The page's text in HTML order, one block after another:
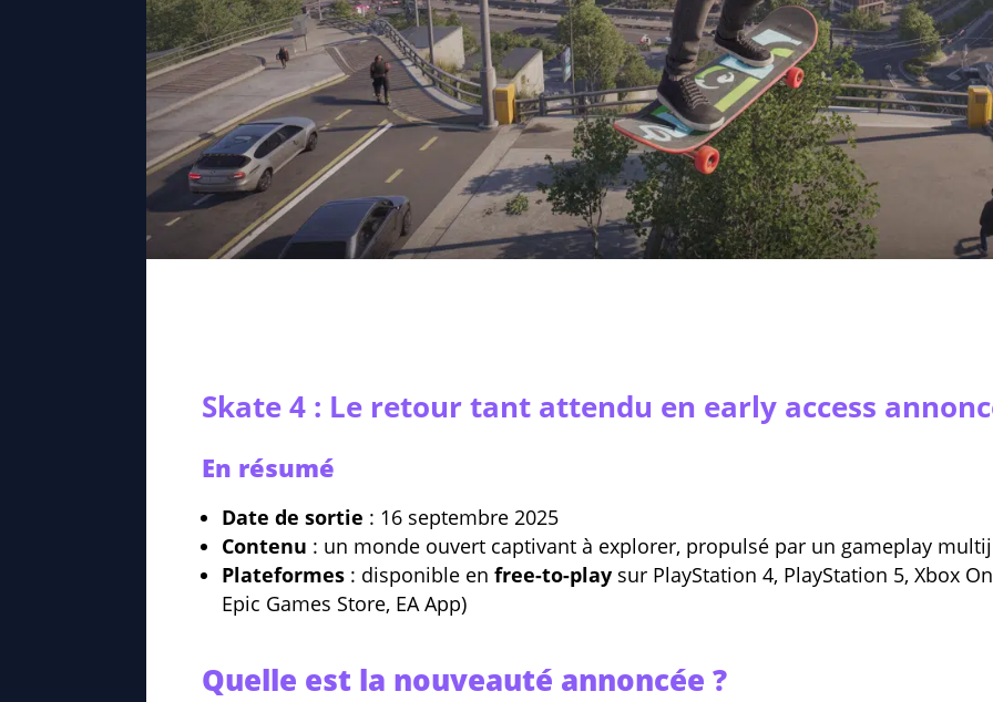
Skate 4 : Le retour tant attendu en early access
En résumé
Date de sortie : 16 septembre 2025
Contenu : un monde ouvert captivant à explorer, propulsé par un gameplay
Plateformes : disponible en free-to-play sur PlayStation 4, PlayStation 5, Xbox
Epic Games Store, EA App)
Quelle est la nouveauté annoncée ?